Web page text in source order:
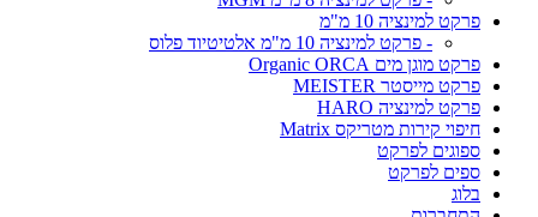
פרקט למינציה 10 מ"מ
- פרקט למינציה 10 מ"מ אלטיטיוד פלוס
פרקט מוגן מים Organic ORCA
פרקט מייסטר MEISTER
פרקט למינציה HARO
חיפוי קירות מטריקס Matrix
ספוגים לפרקט
ספים לפרקט
בלוג